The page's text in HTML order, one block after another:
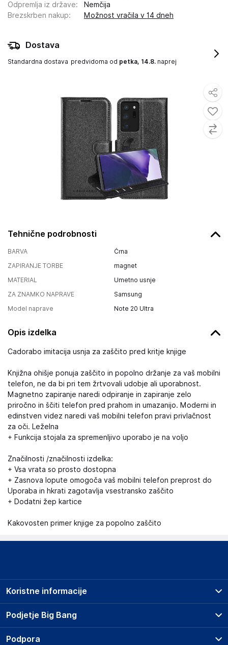
Tehnične podrobnosti
BARVA
Črna
ZAPIRANJE TORBE
magnet
MATERIAL
Umetno usnje
ZA ZNAMKO NAPRAVE
Samsung
Model naprave
Note 20 Ultra
Opis izdelka
Cadorabo imitacija usnja za zaščito pred kritje knjige
Knjižna ohišje ponuja zaščito in popolno držanje za vaš mobilni
telefon, ne da bi pri tem žrtvovali udobje ali uporabnost.
Magnetno zapiranje naredi odpiranje in zapiranje zelo
priročno in ščiti telefon pred prahom in umazanijo. Moderni in
edinstven videz naredi vaš mobilni telefon pravi privlačnost
za oči. Leželna
+ Funkcija stojala za spremenljivo uporabo je na voljo
Značilnosti /značilnosti izdelka:
+ Vsa vrata so prosto dostopna
+ Zasnova lopute omogoča vaš mobilni telefon preprost do
Uporaba in hkrati zagotavlja vsestransko zaščito
+ Dodatni žep kartice
Kakovosten primer knjige za popolno zaščito
Odpremlja iz države:
Nemčija
Brezskrben nakup: Možnost vračila v 14 dneh
Dostava
Standardna dostava predvidoma od petka, 14.8. naprej
Podjetje Big Bang
O podjetju
Koristne informacije
Prodajna mesta
Storitve
Podpora